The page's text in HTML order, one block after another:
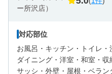
対応部位
お風呂・ キッチン・ トイレ・
ダイニング・ 洋室・ 和室・ 収
サッシ・ 外壁・ 屋根・ ベラン